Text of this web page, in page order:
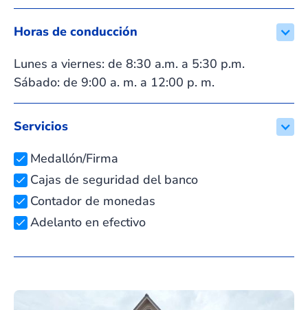
Horas de conducción
Lunes a viernes: de 8:30 a.m. a 5:30 p.m.
Sábado: de 9:00 a. m. a 12:00 p. m.
Servicios
Medallón/Firma
Cajas de seguridad del banco
Contador de monedas
Adelanto en efectivo